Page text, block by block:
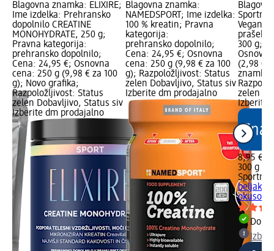
Blagovna znamka: ELIXIRE;
Ime izdelka: Prehransko
dopolnilo CREATINE
MONOHYDRATE, 250 g;
Pravna kategorija:
prehransko dopolnilo;
Cena: 24,95 €; Osnovna
cena: 250 g (9,98 € za 100
g); Novo grafika;
Razpoložljivost: Status
zelen Dobavljivo, Status siv
Izberite dm prodajalno
Blagovna znamka:
NAMEDSPORT; Ime izdelka:
100 % kreatin; Pravna
kategorija:
prehransko dopolnilo;
Cena: 24,95 €; Osnovna
cena: 250 g (9,98 € za 100
g); Razpoložljivost: Status
zelen Dobavljivo, Status siv
Izberite dm prodajalno
prašek
300 g;
(2,98 €
znamka
zelen
Izberite
8,95 €
300 g
okusom